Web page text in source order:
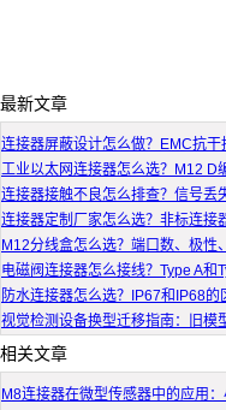
最新文章
连接器屏蔽设计怎么做？EMC抗干
工业以太网连接器怎么选？M12 D
连接器接触不良怎么排查？信号丢
连接器定制厂家怎么选？非标连接
M12分线盒怎么选？端口数、极性
电磁阀连接器怎么接线？Type A和
防水连接器怎么选？IP67和IP68的
视觉检测设备换型迁移指南：旧模
相关文章
M8连接器在微型传感器中的应用：